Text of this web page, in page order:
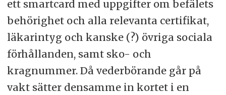
ett smartcard med uppgifter om befälets
behörighet och alla relevanta certifikat,
läkarintyg och kanske (?) övriga sociala
förhållanden, samt sko- och
kragnummer. Då vederbörande går på
vakt sätter densamme in kortet i en